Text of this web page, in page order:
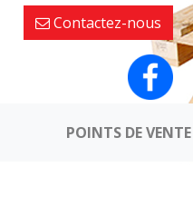
Contactez-nous
POINTS DE VENTE